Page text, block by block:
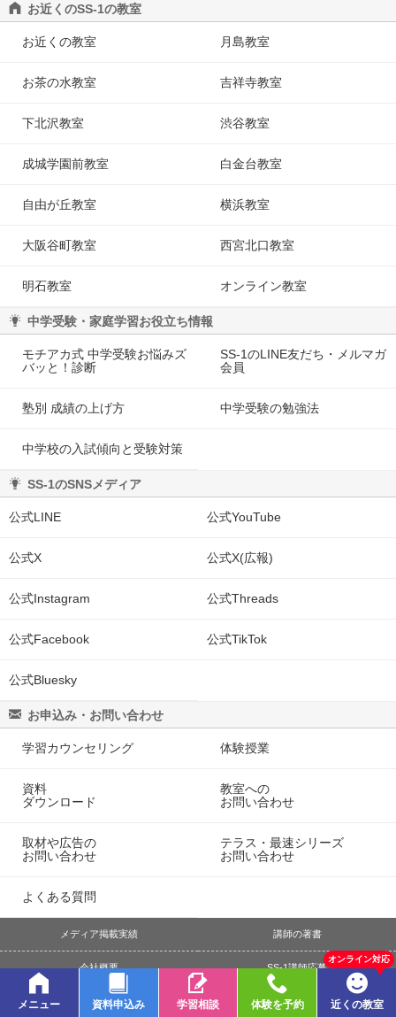
お近くのSS-1の教室
お近くの教室 月島教室
お茶の水教室 吉祥寺教室
下北沢教室 渋谷教室
成城学園前教室 白金台教室
自由が丘教室 横浜教室
大阪谷町教室 西宮北口教室
明石教室 オンライン教室
中学受験・家庭学習お役立ち情報
モチアカ式 中学受験お悩みズ
バッと！診断
SS-1のLINE友だち・メルマガ
会員
塾別 成績の上げ方 中学受験の勉強法
中学校の入試傾向と受験対策
SS-1のSNSメディア
公式LINE 公式YouTube
公式X 公式X(広報)
公式Instagram 公式Threads
公式Facebook 公式TikTok
公式Bluesky
お申込み・お問い合わせ
学習カウンセリング 体験授業
資料
ダウンロード
教室への
お問い合わせ
取材や広告の
お問い合わせ
テラス・最速シリーズ
お問い合わせ
よくある質問
メディア掲載実績 講師の著書
会社概要 SS-1講師応募
個人情報保護方針 利用者情報の外部送信について
メニュー 資料申込み 学習相談 体験を予約 近くの教室
オンライン対応